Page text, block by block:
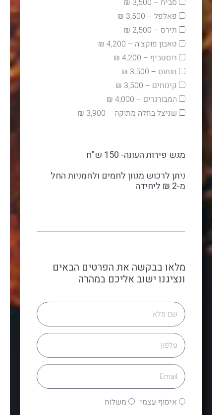
פאלפל – 3,500 ₪
תירס – 2,500 ₪
טאבון פוקצ'ה – 4,200 ₪
רוסטביף – 4,200 ₪
חומוס – 3,500 ₪
קינוחים – 3,500 ₪
המבורגרים – 4,000 ₪
שניצל בחלה מתוקה – 3,900 ₪
מגש פירות העונה- 150 ש"ח
ניתן לרכוש מגוון לחמים ולחמניות החל
מ-2 ₪ ליחידה
מלאו בבקשה את הפרטים הבאים
ונציגנו ישוב אליכם במהרה
איסוף עצמי
משלוח